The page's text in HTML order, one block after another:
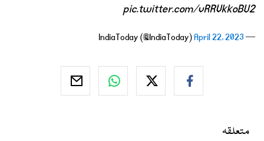
pic.twitter.com/vRRVkkoBU2
— IndiaToday (@IndiaToday)
April 22, 2023
متعلقہ